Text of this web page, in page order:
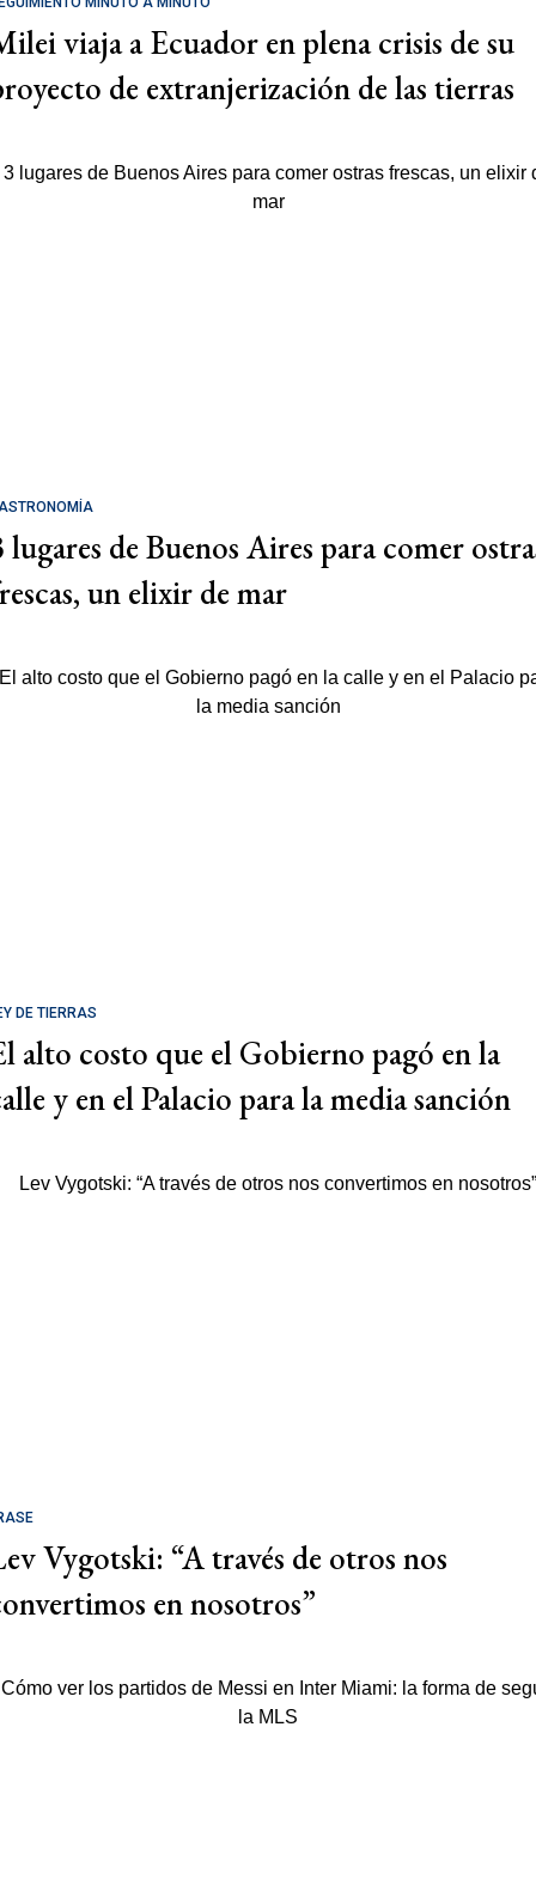
viaja a Ecuador en plena crisis de su
de extranjerización de las tierras
lugares de Buenos Aires para comer
un elixir de mar
DE TIERRAS
alto costo que el Gobierno pagó en la
y en el Palacio para la media sanción
Vygotski: “A través de otros nos
en nosotros”